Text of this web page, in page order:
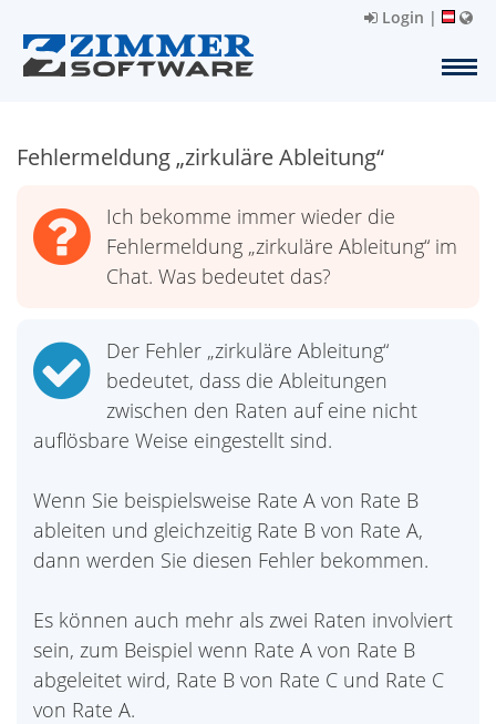
Login |
Fehlermeldung „zirkuläre Ableitung“
Ich bekomme immer wieder die
Fehlermeldung „zirkuläre Ableitung“ im
Chat. Was bedeutet das?
Der Fehler „zirkuläre Ableitung“
bedeutet, dass die Ableitungen
zwischen den Raten auf eine nicht
auflösbare Weise eingestellt sind.
Wenn Sie beispielsweise Rate A von Rate B
ableiten und gleichzeitig Rate B von Rate A,
dann werden Sie diesen Fehler bekommen.
Es können auch mehr als zwei Raten involviert
sein, zum Beispiel wenn Rate A von Rate B
abgeleitet wird, Rate B von Rate C und Rate C
von Rate A.